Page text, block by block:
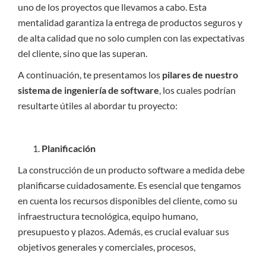
uno de los proyectos que llevamos a cabo. Esta
mentalidad garantiza la entrega de productos seguros y
de alta calidad que no solo cumplen con las expectativas
del cliente, sino que las superan.
A continuación, te presentamos los pilares de nuestro
sistema de ingeniería de software , los cuales podrían
resultarte útiles al abordar tu proyecto:
Planificación
La construcción de un producto software a medida debe
planificarse cuidadosamente. Es esencial que tengamos
en cuenta los recursos disponibles del cliente, como su
infraestructura tecnológica, equipo humano,
presupuesto y plazos. Además, es crucial evaluar sus
objetivos generales y comerciales, procesos,